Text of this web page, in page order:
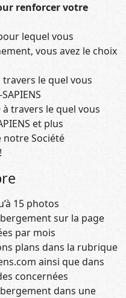
renforcer votre
lequel vous
vous avez le choix
travers le quel vous
à travers le quel vous
et plus
Société
15 photos
sur la page
par mois
plans dans la rubrique
ainsi que dans
concernées
dans une